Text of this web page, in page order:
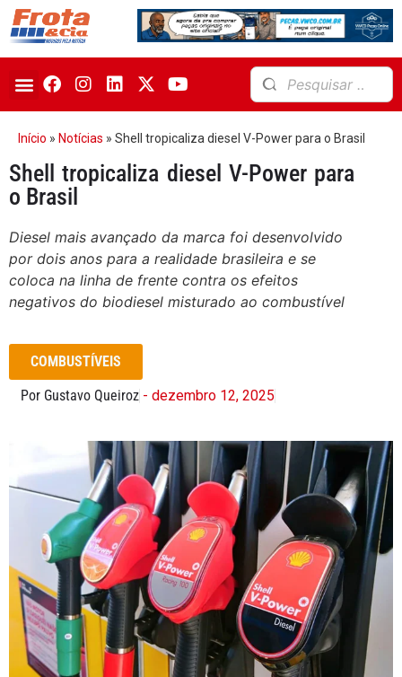
Início » Notícias » Shell tropicaliza diesel V-Power para o Brasil
Shell tropicaliza diesel V-Power para
o Brasil
Diesel mais avançado da marca foi desenvolvido
por dois anos para a realidade brasileira e se
coloca na linha de frente contra os efeitos
negativos do biodiesel misturado ao combustível
COMBUSTÍVEIS
Por Gustavo Queiroz - dezembro 12, 2025